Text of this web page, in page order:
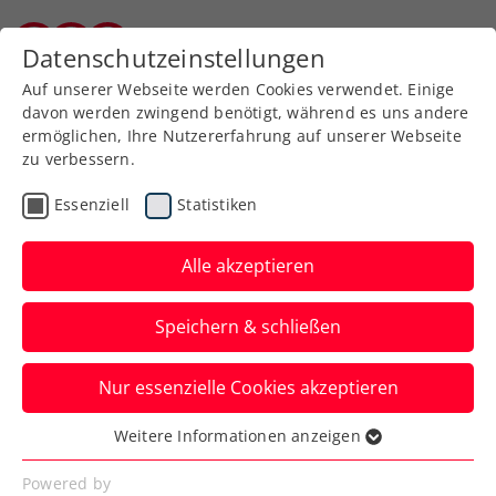
Zum Turnierkalender
BTV- KAT 2 Indoor Jugend
Circuit 2025
14.04.2025
Datenschutzeinstellungen
Auf unserer Webseite werden Cookies verwendet. Einige
davon werden zwingend benötigt, während es uns andere
ermöglichen, Ihre Nutzererfahrung auf unserer Webseite
zu verbessern.
Essenziell Statistiken
Alle akzeptieren
Speichern & schließen
Nur essenzielle Cookies akzeptieren
Essenziell
Essenzielle Cookies werden für grundlegende
Weitere Informationen anzeigen
Powered by